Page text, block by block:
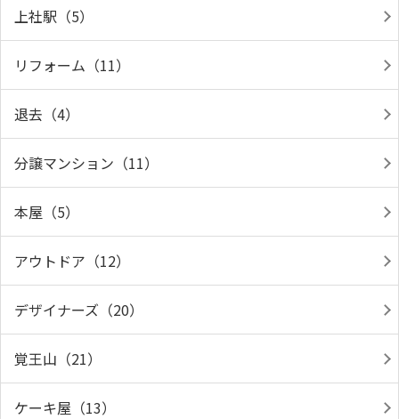
上社駅（5）
リフォーム（11）
退去（4）
分譲マンション（11）
本屋（5）
アウトドア（12）
デザイナーズ（20）
覚王山（21）
ケーキ屋（13）